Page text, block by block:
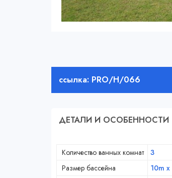
ссылка: PRO/H/066
ДЕТАЛИ И ОСОБЕННОСТИ
Количество ванных комнат 3
Размер бассейна
10m x